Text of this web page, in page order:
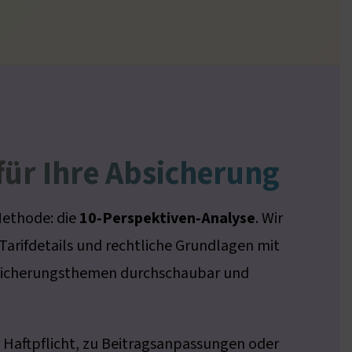
Ihre Absicherung
die10‑Perspektiven‑Analyse. Wir
und rechtliche Grundlagen mit
durchschaubar und
zu Beitragsanpassungen oder